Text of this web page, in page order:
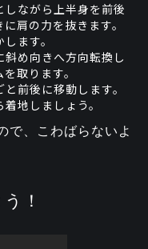
ながら上半身を前後
肩の力を抜きます。
ます。
め向きへ方向転換し
取ります。
前後に移動します。
地しましょう。
で、こわばらないよ
！